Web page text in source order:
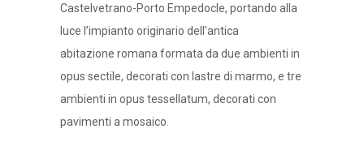
Castelvetrano-Porto Empedocle, portando alla
luce l’impianto originario dell’antica
abitazione romana formata da due ambienti in
opus sectile, decorati con lastre di marmo, e tre
ambienti in opus tessellatum, decorati con
pavimenti a mosaico.